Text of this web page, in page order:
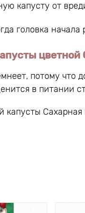
капусту от
головка начала
цветной
потому что
в питании
капусты